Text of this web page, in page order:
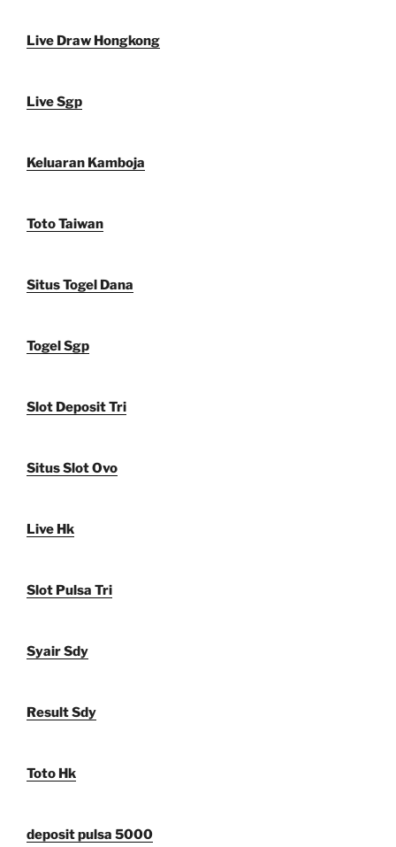
Live Draw Hongkong
Live Sgp
Keluaran Kamboja
Toto Taiwan
Situs Togel Dana
Togel Sgp
Slot Deposit Tri
Situs Slot Ovo
Live Hk
Slot Pulsa Tri
Syair Sdy
Result Sdy
Toto Hk
deposit pulsa 5000